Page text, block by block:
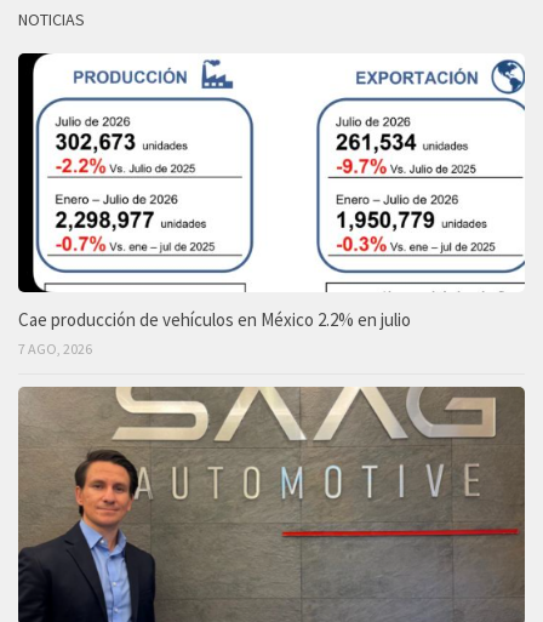
NOTICIAS
Cae producción de vehículos en México 2.2% en julio
7 AGO, 2026